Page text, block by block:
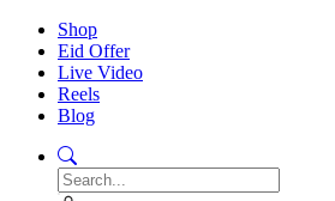
Shop
Eid Offer
Live Video
Reels
Blog